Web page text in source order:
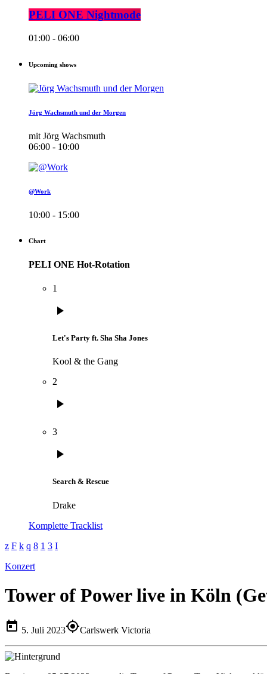
PELI ONE Nightmode
01:00 - 06:00
Upcoming shows
Jörg Wachsmuth und der Morgen
mit Jörg Wachsmuth
06:00 - 10:00
@Work
10:00 - 15:00
Chart
PELI ONE Hot-Rotation
1
play_arrow
Let's Party ft. Sha Sha Jones
Kool & the Gang
2
play_arrow
3
play_arrow
Search & Rescue
Drake
Komplette Tracklist
Konzert
Tower of Power live in Köln
today 5. Juli 2023my_locationCarlswerk Victoria